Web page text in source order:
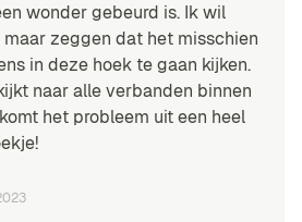
wonder gebeurd is. Ik wil
maar zeggen dat het misschien
in deze hoek te gaan kijken.
naar alle verbanden binnen
het probleem uit een heel